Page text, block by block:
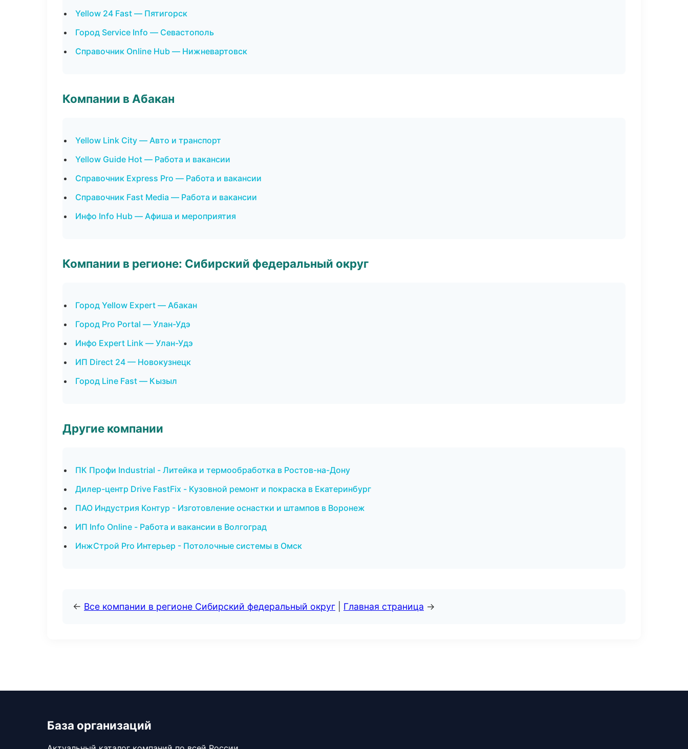
Yellow 24 Fast — Пятигорск
Город Service Info — Севастополь
Справочник Online Hub — Нижневартовск
Компании в Абакан
Yellow Link City — Авто и транспорт
Yellow Guide Hot — Работа и вакансии
Справочник Express Pro — Работа и вакансии
Справочник Fast Media — Работа и вакансии
Инфо Info Hub — Афиша и мероприятия
Компании в регионе: Сибирский федеральный округ
Город Yellow Expert — Абакан
Город Pro Portal — Улан-Удэ
Инфо Expert Link — Улан-Удэ
ИП Direct 24 — Новокузнецк
Город Line Fast — Кызыл
Другие компании
ПК Профи Industrial - Литейка и термообработка в Ростов-на-Дону
Дилер-центр Drive FastFix - Кузовной ремонт и покраска в Екатеринбург
ПАО Индустрия Контур - Изготовление оснастки и штампов в Воронеж
ИП Info Online - Работа и вакансии в Волгоград
ИнжСтрой Pro Интерьер - Потолочные системы в Омск
← Все компании в регионе Сибирский федеральный округ Главная страница →
База организаций